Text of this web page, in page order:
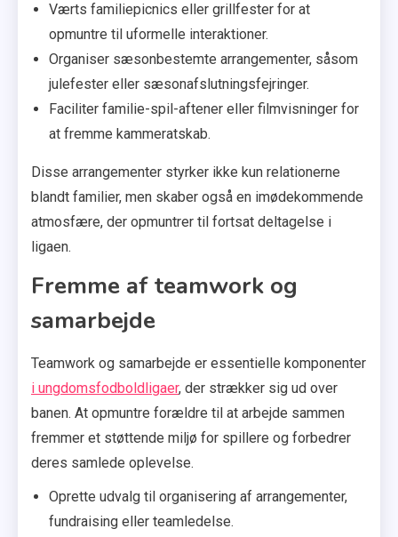
Værts familiepicnics eller grillfester for at
opmuntre til uformelle interaktioner.
Organiser sæsonbestemte arrangementer, såsom
julefester eller sæsonafslutningsfejringer.
Faciliter familie-spil-aftener eller filmvisninger for
at fremme kammeratskab.
Disse arrangementer styrker ikke kun relationerne
blandt familier, men skaber også en imødekommende
atmosfære, der opmuntrer til fortsat deltagelse i
ligaen.
Fremme af teamwork og
samarbejde
Teamwork og samarbejde er essentielle komponenter
i ungdomsfodboldligaer, der strækker sig ud over
banen. At opmuntre forældre til at arbejde sammen
fremmer et støttende miljø for spillere og forbedrer
deres samlede oplevelse.
Oprette udvalg til organisering af arrangementer,
fundraising eller teamledelse.